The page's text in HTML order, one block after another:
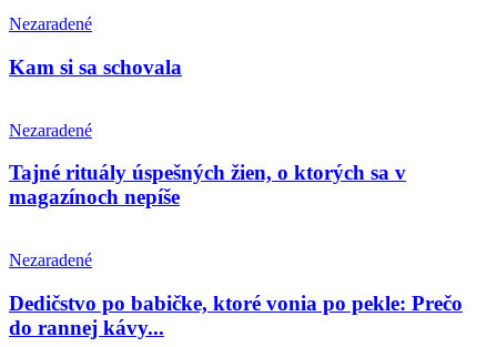
Nezaradené
Kam si sa schovala
Nezaradené
Tajné rituály úspešných žien, o ktorých sa v
magazínoch nepíše
Nezaradené
Dedičstvo po babičke, ktoré vonia po pekle: Prečo
do rannej kávy...